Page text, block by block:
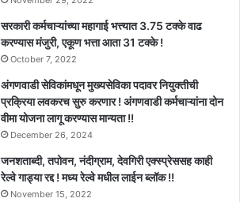
सरकारी कर्मचाऱ्यांच्या महागाई भत्त्यात 3.75 टक्के वाढ
करण्यास मंजुरी, एकूण भत्ता आता 31 टक्के !
October 7, 2022
अंगणवाडी सेविकांमधून मुख्यसेविका पदावर नियुक्तीची
प्रक्रिया लवकरच सुरु करणार ! अंगणवाडी कर्मचाऱ्यांना दोन
वीमा योजना लागू करण्यास मान्यता !!
December 26, 2024
जनशताब्दी, तपोवन, नंदीग्राम, देवगिरी एक्स्प्रेससह काही
रेल्वे गाड्या रद्द ! मध्य रेल्वे मधील लाईन ब्लॉक !!
November 15, 2022